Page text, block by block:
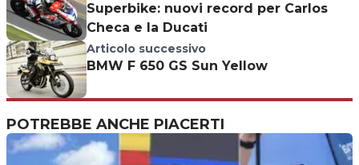
Superbike: nuovi record per Carlos
Checa e la Ducati
Articolo successivo
BMW F 650 GS Sun Yellow
POTREBBE ANCHE PIACERTI